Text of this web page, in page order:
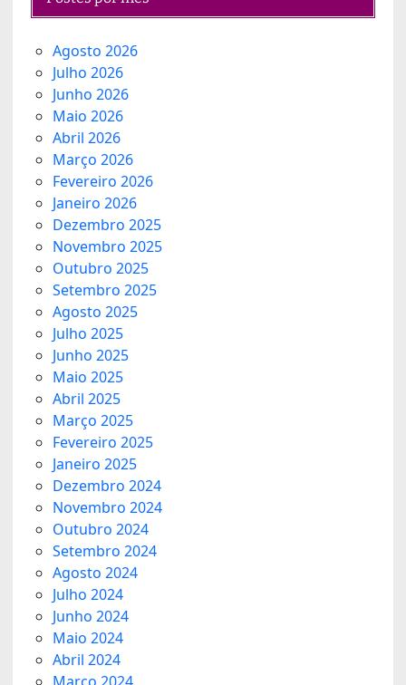
Agosto 2026
Julho 2026
Junho 2026
Maio 2026
Abril 2026
Março 2026
Fevereiro 2026
Janeiro 2026
Dezembro 2025
Novembro 2025
Outubro 2025
Setembro 2025
Agosto 2025
Julho 2025
Junho 2025
Maio 2025
Abril 2025
Março 2025
Fevereiro 2025
Janeiro 2025
Dezembro 2024
Novembro 2024
Outubro 2024
Setembro 2024
Agosto 2024
Julho 2024
Junho 2024
Maio 2024
Abril 2024